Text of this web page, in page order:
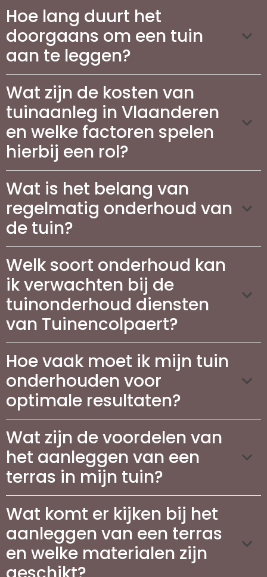
Hoe lang duurt het
doorgaans om een tuin
aan te leggen?
Wat zijn de kosten van
tuinaanleg in Vlaanderen
en welke factoren spelen
hierbij een rol?
Wat is het belang van
regelmatig onderhoud van
de tuin?
Welk soort onderhoud kan
ik verwachten bij de
tuinonderhoud diensten
van Tuinencolpaert?
Hoe vaak moet ik mijn tuin
onderhouden voor
optimale resultaten?
Wat zijn de voordelen van
het aanleggen van een
terras in mijn tuin?
Wat komt er kijken bij het
aanleggen van een terras
en welke materialen zijn